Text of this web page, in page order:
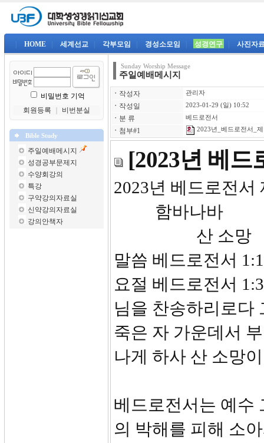
HOME 세계선교 각부모임 경성소모임 성경연구 사진자
비밀번호 기억
회원등록
비번분실
Bible Study
주일예배메시지
성경공부문제지
수양회강의
특강
구약강의자료실
신약강의자료실
강의안책자
Sunday Worship Message
주일예배메시지
ㆍ 작성자 관리자
ㆍ 작성일 2023-01-29 (일) 10:52
ㆍ 분 류 베드로전서
ㆍ 첨부#1 2023년_베드로전서_
[2023년 베드
2023년
함바나바
산 소망
말씀 베드로전서
요절 베드로전서
님을 찬송하리로다
죽은 자 가운데서
나게 하사 산 소망
베드로전서는 예수
의 박해를 피해 소